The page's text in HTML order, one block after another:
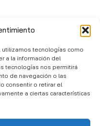
utilizamos tecnologías como
a la información del
tecnologías nos permitirá
de navegación o las
consentir o retirar el
a ciertas características
29651